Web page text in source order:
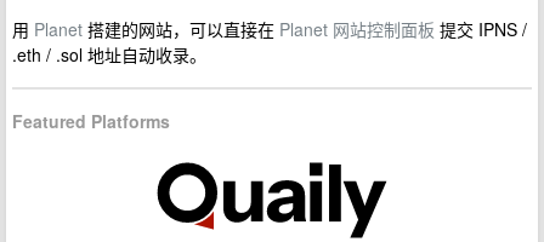
用 Planet 搭建的网站，可以直接在 Planet 网站控制面板 提交 IPNS /
.eth / .sol 地址自动收录。
Featured Platforms